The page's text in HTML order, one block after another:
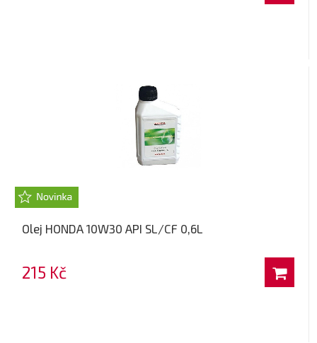
Olej HONDA 10W30 API SL/CF 0,6L
215 Kč